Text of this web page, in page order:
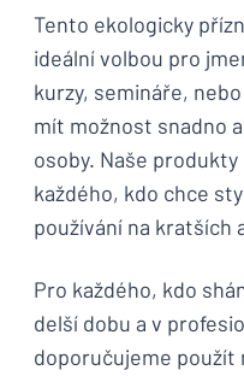
Tento ekologicky
ideální volbou pro
kurzy, semináře,
mít možnost snadno
osoby. Naše
každého, kdo chce
používání na kratších
Pro každého, kdo
delší dobu a v
doporučujeme použít